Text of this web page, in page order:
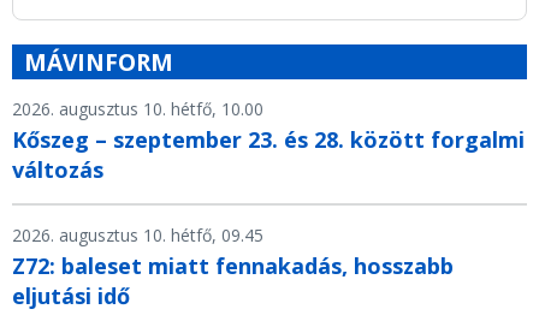
MÁVINFORM
2026. augusztus 10. hétfő, 10.00
Kőszeg – szeptember 23. és 28. között forgalmi
változás
2026. augusztus 10. hétfő, 09.45
Z72: baleset miatt fennakadás, hosszabb
eljutási idő